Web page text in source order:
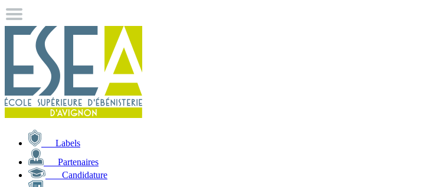
Labels
Partenaires
Candidature